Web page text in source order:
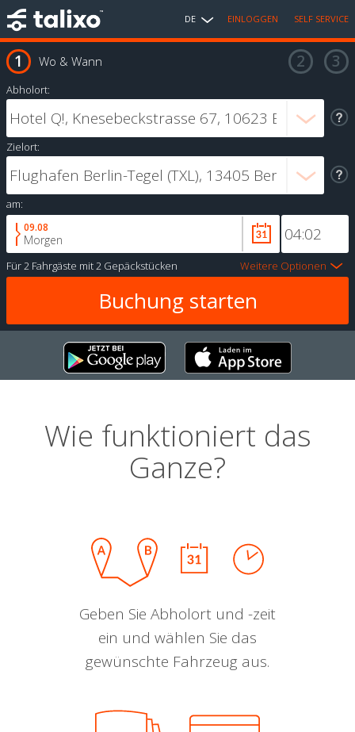
DE EINLOGGEN SELF SERVICE
Wo & Wann
Abholort:
Zielort:
am:
09.08
Morgen
Für2 Fahrgäste mit2 Gepäckstücken Weitere Optionen
Wie funktioniert das
Ganze?
Geben Sie Abholort und -zeit
ein und wählen Sie das
gewünschte Fahrzeug aus.